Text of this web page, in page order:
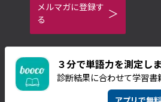
３分で単語力を測定し
診断結果に合わせて学習
メルマガに登録す
る
ご利用規約
プライバシーポリシー